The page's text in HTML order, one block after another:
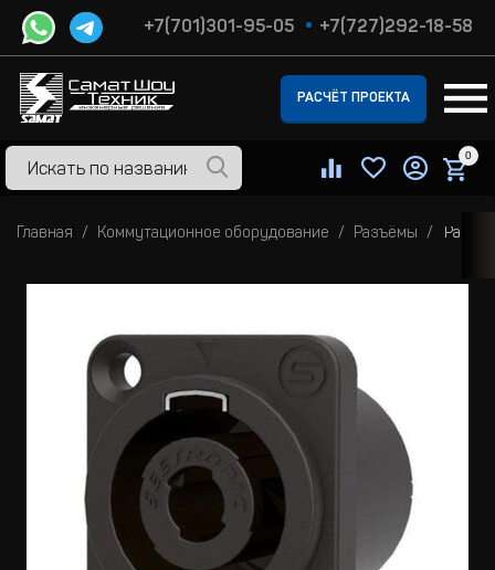
+7(701)301-95-05 +7(727)292-18-58
РАСЧЁТ ПРОЕКТА
0
Главная Коммутационное оборудование Разъёмы